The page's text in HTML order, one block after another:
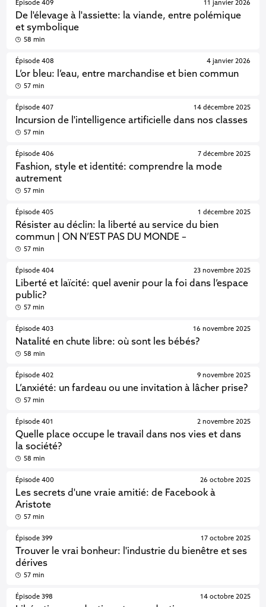
Épisode 409
De l'élevage à l'assiette: la viande, entre polémique
et symbolique
11 janvier 2026
58 min
Épisode 408
L’or bleu: l’eau, entre marchandise et bien commun
4 janvier 2026
57 min
Épisode 407
Incursion de l'intelligence artificielle dans nos classes
14 décembre 2025
57 min
Épisode 406
Fashion, style et identité: comprendre la mode
autrement
7 décembre 2025
57 min
Épisode 405
Résister au déclin: la liberté au service du bien
commun | ON N’EST PAS DU MONDE –
1 décembre 2025
57 min
Épisode 404
Liberté et laïcité: quel avenir pour la foi dans l’espace
public?
23 novembre 2025
57 min
Épisode 403
Natalité en chute libre: où sont les bébés?
16 novembre 2025
58 min
Épisode 402
L’anxiété: un fardeau ou une invitation à lâcher prise?
9 novembre 2025
57 min
Épisode 401
Quelle place occupe le travail dans nos vies et dans
la société?
2 novembre 2025
58 min
Épisode 400
Les secrets d'une vraie amitié: de Facebook à
Aristote
26 octobre 2025
57 min
Épisode 399
Trouver le vrai bonheur: l'industrie du bienêtre et ses
dérives
17 octobre 2025
57 min
Épisode 398 14 octobre 2025